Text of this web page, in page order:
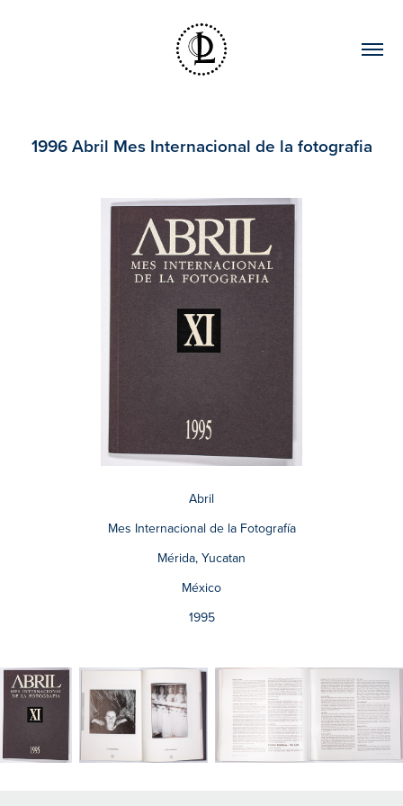
1996 Abril Mes Internacional de la fotografia
Abril
Mes Internacional de la Fotografía
Mérida, Yucatan
México
1995